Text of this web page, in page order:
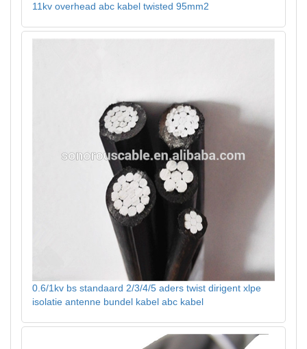
11kv overhead abc kabel twisted 95mm2
0.6/1kv bs standaard 2/3/4/5 aders twist dirigent xlpe
isolatie antenne bundel kabel abc kabel